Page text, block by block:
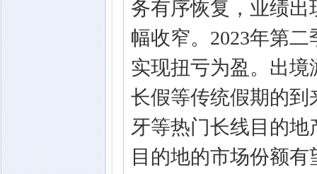
务有序恢复，业绩
幅收窄。2023年第
实现扭亏为盈。出境
长假等传统假期的
牙等热门长线目的
目的地的市场份额